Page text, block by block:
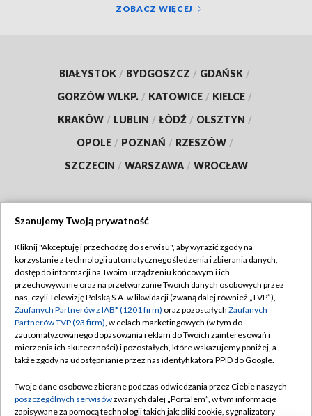
ZOBACZ WIĘCEJ
BIAŁYSTOK / BYDGOSZCZ / GDAŃSK /
GORZÓW WLKP. / KATOWICE / KIELCE /
KRAKÓW / LUBLIN / ŁÓDŹ / OLSZTYN /
OPOLE / POZNAŃ / RZESZÓW /
SZCZECIN / WARSZAWA / WROCŁAW
TVP
Abonament TVP
Emisja w TVP
Centrum informacji TVP
Naziemna Telewizja Cyfrowa
Rada Programowa
Regulamin TVP
Polityka prywatności
Moje zgody
Pomoc
Kontakt
Szanujemy Twoją prywatność
Kliknij "Akceptuję i przechodzę do serwisu", aby wyrazić zgody na
korzystanie z technologii automatycznego śledzenia i zbierania danych,
dostęp do informacji na Twoim urządzeniu końcowym i ich
przechowywanie oraz na przetwarzanie Twoich danych osobowych przez
nas, czyli Telewizję Polską S.A. w likwidacji (zwaną dalej również „TVP”),
Zaufanych Partnerów z IAB* (1201 firm) oraz pozostałych Zaufanych
Partnerów TVP (93 firm), w celach marketingowych (w tym do
zautomatyzowanego dopasowania reklam do Twoich zainteresowań i
mierzenia ich skuteczności) i pozostałych, które wskazujemy poniżej, a
także zgody na udostępnianie przez nas identyfikatora PPID do Google.
Twoje dane osobowe zbierane podczas odwiedzania przez Ciebie naszych
poszczególnych serwisówzwanych dalej „Portalem”, w tym informacje
zapisywane za pomocą technologii takich jak: pliki cookie, sygnalizatory